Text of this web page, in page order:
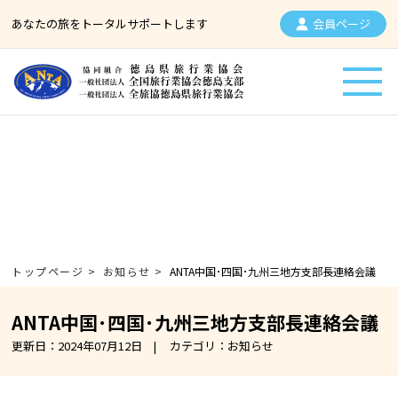
あなたの旅をトータルサポートします 会員ページ
トップページ > お知らせ > ANTA中国･四国･九州三地方支部長連絡会議
ANTA中国･四国･九州三地方支部長連絡会議
更新日：2024年07月12日 カテゴリ：お知らせ